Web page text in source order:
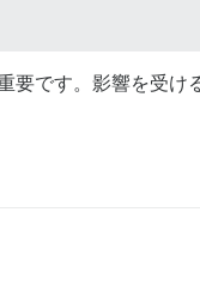
です。影響を受け